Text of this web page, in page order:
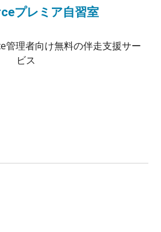
プレミア自習室
管理者向け無料の伴走支援サー
ビス